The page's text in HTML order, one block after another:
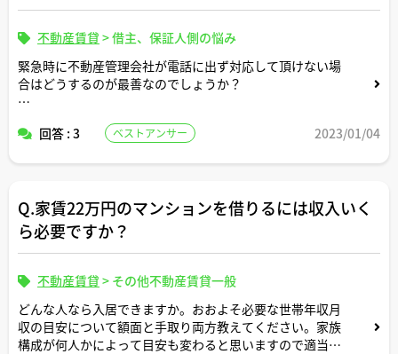
不動産賃貸 >借主、保証人側の悩み
緊急時に不動産管理会社が電話に出ず対応して頂けない場
合はどうするのが最善なのでしょうか？
2 鍵を紛失してしまった時
回答 : 3 ベストアンサー 2023/01/04
Q.家賃22万円のマンションを借りるには収入いく
ら必要ですか？
不動産賃貸 > その他不動産賃貸一般
どんな人なら入居できますか。おおよそ必要な世帯年収月
収の目安について額面と手取り両方教えてください。家族
構成が何人かによって目安も変わると思いますので適当な